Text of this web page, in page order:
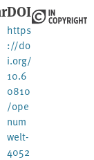
DOI
https
://do
i.org/
10.6
0810
/ope
num
welt-
4052